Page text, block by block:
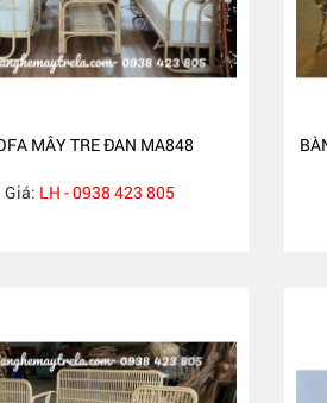
MÂY TRE ĐAN MA848
Giá: LH - 0938 423 805